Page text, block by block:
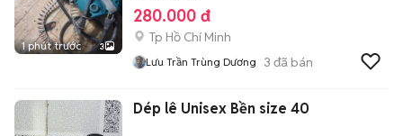
1 phút trước 3
280.000 đ
Tp Hồ Chí Minh
Lưu Trần Trùng Dương 3 đã bán
Dép lê Unisex Bền size 40